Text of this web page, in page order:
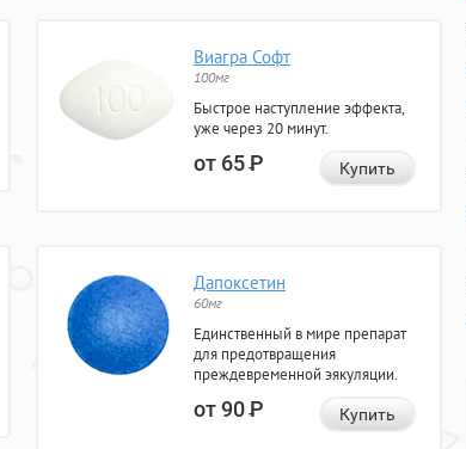
Виагра Софт
100мг
Быстрое наступление эффекта,
уже через 20 минут.
от 65Р Купить
Дапоксетин
60мг
Единственный в мире препарат
для предотвращения
преждевременной эякуляции.
от 90Р Купить